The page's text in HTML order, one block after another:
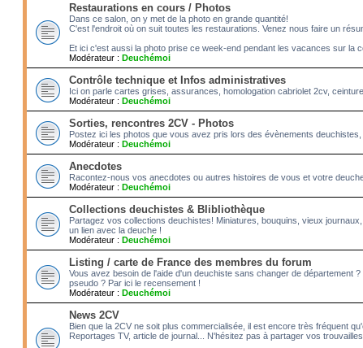
Restaurations en cours / Photos
Dans ce salon, on y met de la photo en grande quantité!
C'est l'endroit où on suit toutes les restaurations. Venez nous faire un
Et ici c'est aussi la photo prise ce week-end pendant les vacances sur la
Modérateur : Deuchémoi
Contrôle technique et Infos administratives
Ici on parle cartes grises, assurances, homologation cabriolet 2cv,
Modérateur : Deuchémoi
Sorties, rencontres 2CV - Photos
Postez ici les photos que vous avez pris lors des évènements deuchistes,
Modérateur : Deuchémoi
Anecdotes
Racontez-nous vos anecdotes ou autres histoires de vous et votre
Modérateur : Deuchémoi
Collections deuchistes & Blibliothèque
Partagez vos collections deuchistes! Miniatures, bouquins, vieux
un lien avec la deuche !
Modérateur : Deuchémoi
Listing / carte de France des membres du forum
Vous avez besoin de l'aide d'un deuchiste sans changer de département
pseudo ? Par ici le recensement !
Modérateur : Deuchémoi
News 2CV
Bien que la 2CV ne soit plus commercialisée, il est encore très fréquent
Reportages TV, article de journal... N'hésitez pas à partager vos trouvailles.